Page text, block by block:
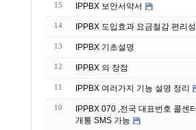
15 IPPBX 보안서약서
14 IPPBX 도입효과 요금절감 편리성
13 IPPBX 기초설명
12 IPPBX 의 장점
11 IPPBX 여러가지 기능 설명 정리
10
IPPBX 070 ,전국 대표번호 콜센
개통 SMS 가능